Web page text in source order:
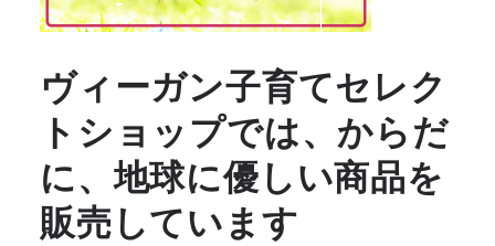
ヴィーガン子育てセレク
トショップでは、からだ
に、地球に優しい商品を
販売しています